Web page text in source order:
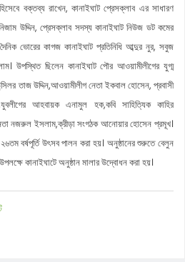
বক্তব্য রাখেন, কানাইঘাট প্রেসক্লাব এর সাধারণ
উদ্দিন, প্রেসক্লাব সদস্য কানাইঘাট নিউজ ডট কমের
ভোরের কাগজ কানাইঘাট প্রতিনিধি আব্দুর নুর, সবুজ
উপস্থিত ছিলেন কানাইঘাট পৌর আওয়ামীলীগের যুগ্ম
তাজ উদ্দিন,আওয়ামীলীগ নেতা ইকবাল হোসেন, প্রবাসী
আহবায়ক এনামুল হক,কবি সাহিত্যিক কাহির
নজরুল ইসলাম,ক্রীড়া সংগঠক আনোয়ার হোসেন প্রমূখ।
বর্ষপূর্তি উৎসব পালন করা হয়। অনুষ্ঠানের শুরুতে বেলুন
কানাইঘাটে অনুষ্ঠান মালার উদ্বোধন করা হয়।